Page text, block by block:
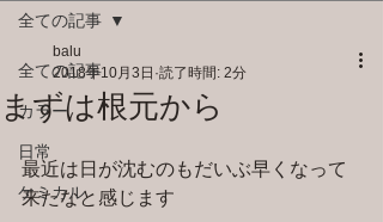
全ての記事
カラー
日常
ケミカル
全ての記事
まずは根元から
balu
2018年10月3日 読了時間: 2分
最近は日が沈むのもだいぶ早くなって
来たなと感じます